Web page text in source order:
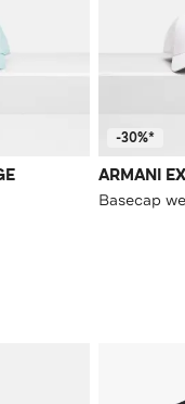
-30%*
ARMANI
Basecap